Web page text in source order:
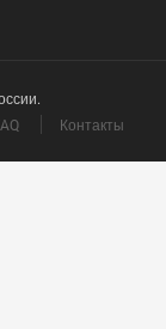
Контакты